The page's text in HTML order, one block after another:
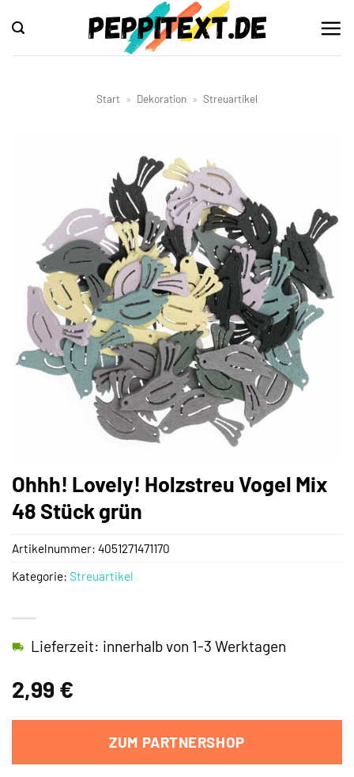
Inhalt
springen
Start » Dekoration » Streuartikel
Ohhh! Lovely! Holzstreu Vogel Mix
48 Stück grün
2,99 €
Lieferzeit: innerhalb von 1-3 Werktagen
ZUM PARTNERSHOP
Artikelnummer: 4051271471170
Kategorie: Streuartikel